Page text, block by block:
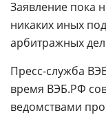
Заявление пока
никаких иных
арбитражных
Пресс-служба
время ВЭБ.РФ
ведомствами